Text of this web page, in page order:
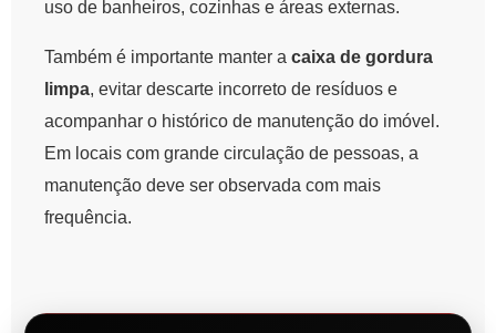
uso de banheiros, cozinhas e áreas externas.
Também é importante manter a caixa de gordura
limpa, evitar descarte incorreto de resíduos e
acompanhar o histórico de manutenção do imóvel.
Em locais com grande circulação de pessoas, a
manutenção deve ser observada com mais
frequência.